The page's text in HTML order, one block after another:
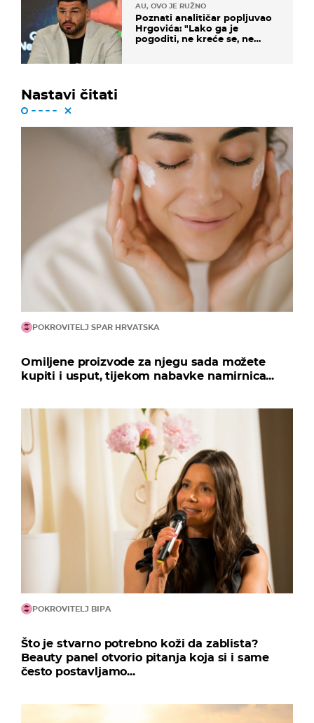
AU, OVO JE RUŽNO
Poznati analitičar popljuvao
Hrgovića: "Lako ga je
pogoditi, ne kreće se, ne
Nastavi čitati
POKROVITELJ SPAR HRVATSKA
Omiljene proizvode za njegu sada možete
kupiti i usput, tijekom nabavke namirnica...
POKROVITELJ BIPA
Što je stvarno potrebno koži da zablista?
Beauty panel otvorio pitanja koja si i same
često postavljamo...